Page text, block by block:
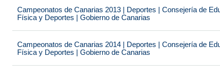
Campeonatos de Canarias 2013 | Deportes | Consejería de
Física y Deportes | Gobierno de Canarias
Campeonatos de Canarias 2014 | Deportes | Consejería de
Física y Deportes | Gobierno de Canarias